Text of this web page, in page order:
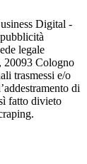
Digital -
legale
20093 Cologno
trasmessi e/o
di
fatto divieto